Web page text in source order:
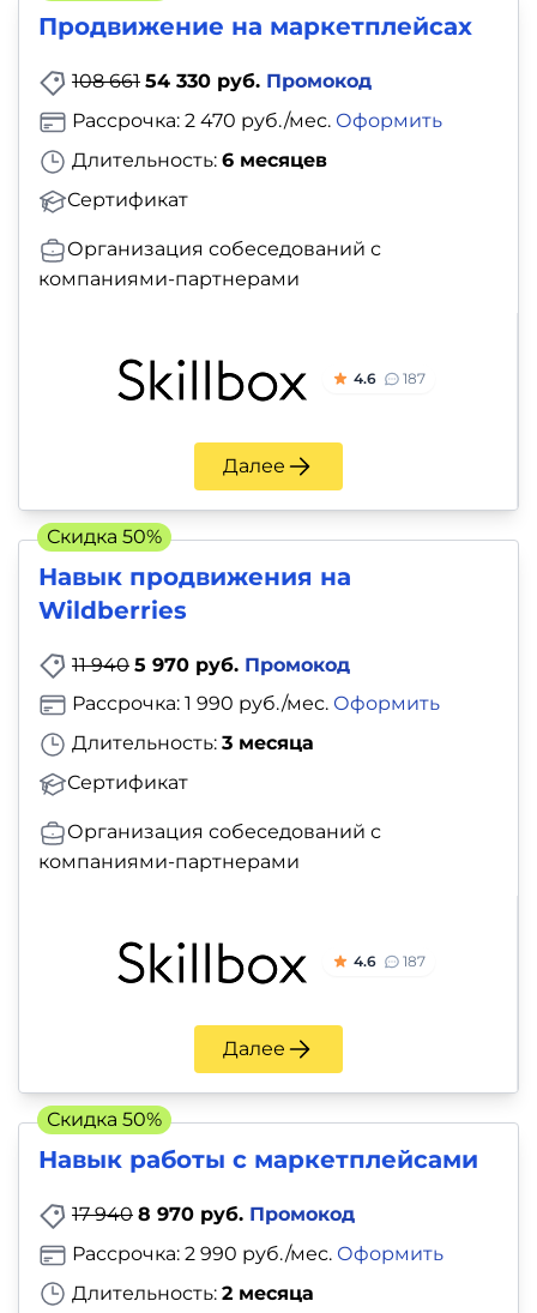
Продвижение на маркетплейсах
108 661 54 330 руб. Промокод
Длительность: 6 месяцев
Сертификат
Рассрочка: 2 470 руб./мес. Оформить
Организация собеседований с
компаниями-партнерами
4.6 187
Далее
Навык продвижения на
Wildberries
11 940 5 970 руб. Промокод
Длительность: 3 месяца
Сертификат
Рассрочка: 1 990 руб./мес. Оформить
Организация собеседований с
компаниями-партнерами
4.6 187
Далее
Скидка 50%
Навык работы с маркетплейсами
17 940 8 970 руб. Промокод
Длительность: 2 месяца
Рассрочка: 2 990 руб./мес. Оформить
Скидка 50%